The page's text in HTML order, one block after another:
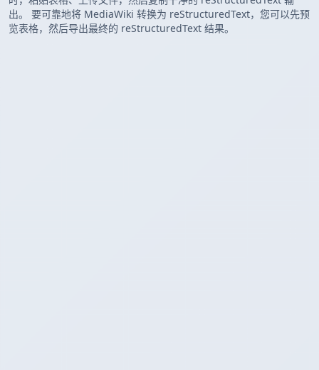
出。 要可靠地将 MediaWiki 转换为 reStructuredText，您可以先预
览表格，然后导出最终的 reStructuredText 结果。